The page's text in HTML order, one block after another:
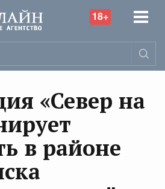
18+
«Север на
в районе